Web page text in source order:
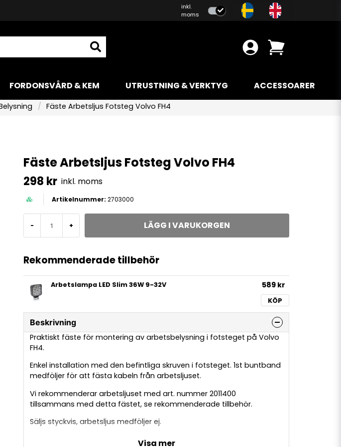
inkl.
moms
FORDONSVÅRD & KEM UTRUSTNING & VERKTYG ACCESSOARER
Fäste Arbetsljus Fotsteg Volvo FH4
Fäste Arbetsljus Fotsteg Volvo FH4
298 kr inkl. moms
2703000
- + LÄGG I VARUKORGEN
Rekommenderade tillbehör
Arbetslampa LED Slim 36W 9-32V 589 kr
KÖP
Beskrivning
Praktiskt fäste för montering av arbetsbelysning i fotsteget på Volvo
FH4.
Enkel installation med den befintliga skruven i fotsteget. 1st buntband
medföljer för att fästa kabeln från arbetsljuset.
Vi rekommenderar arbetsljuset med art. nummer 2011400
tillsammans med detta fästet, se rekommenderade tillbehör.
Säljs styckvis, arbetsljus medföljer ej.
Volvo är ett registrerat varumärke och användning utav ordet är
Visa mer